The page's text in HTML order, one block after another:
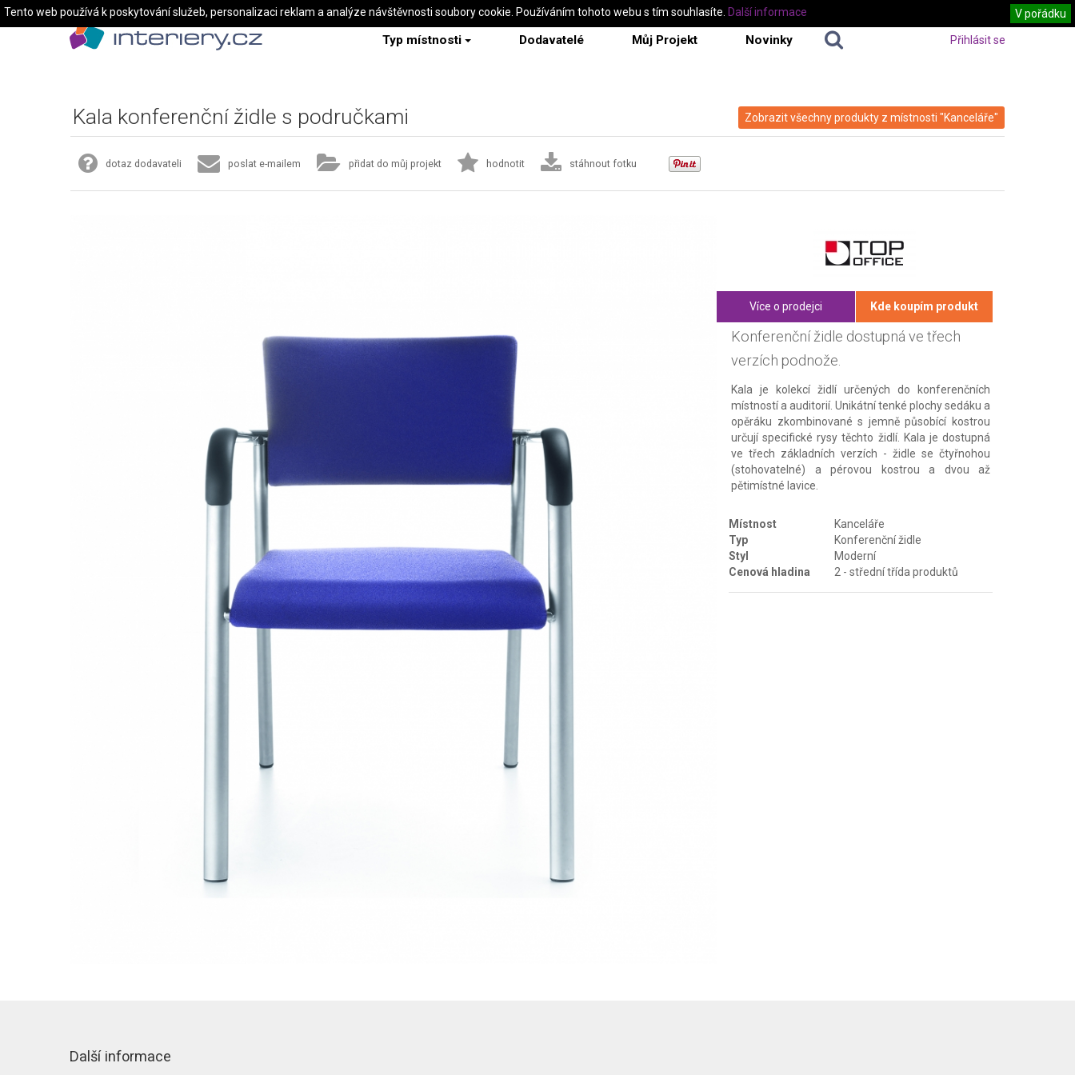
Typ místnosti Dodavatelé Můj Projekt Novinky Přihlásit se
Zobrazit všechny produkty z místnosti "Kanceláře"
Kala konferenční židle s područkami
dotaz dodavateli poslat e-mailem přidat do můj projekt hodnotit stáhnout fotku
Více o prodejci Kde koupím produkt
Konferenční židle dostupná ve třech
verzích podnože.
Kala je kolekcí židlí určených do konferenčních
místností a auditorií. Unikátní tenké plochy sedáku a
opěráku zkombinované s jemně působící kostrou
určují specifické rysy těchto židlí. Kala je dostupná
ve třech základních verzích - židle se čtyřnohou
(stohovatelné) a pérovou kostrou a dvou až
pětimístné lavice.
Místnost
Kanceláře
Typ
Konferenční židle
Styl
Moderní
Cenová hladina
2 - střední třída produktů
Další informace
Tento web používá k poskytování služeb, personalizaci reklam a analýze návštěvnosti soubory cookie. Používáním tohoto webu s tím souhlasíte. V pořádku
Další informace